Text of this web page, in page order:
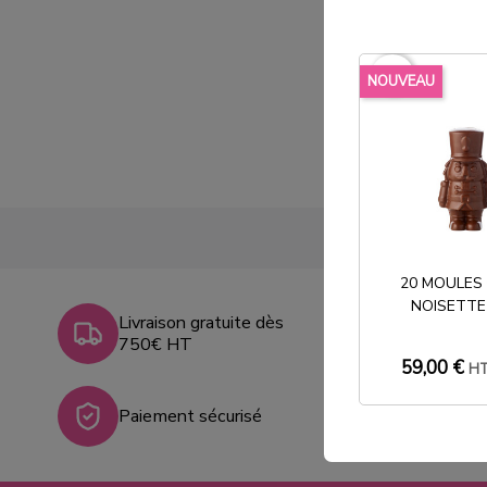
NOUVEAU
20 MOULES
59,00 €
favorite_border
Livraison gratuite dès
750€ HT
Paiement sécurisé